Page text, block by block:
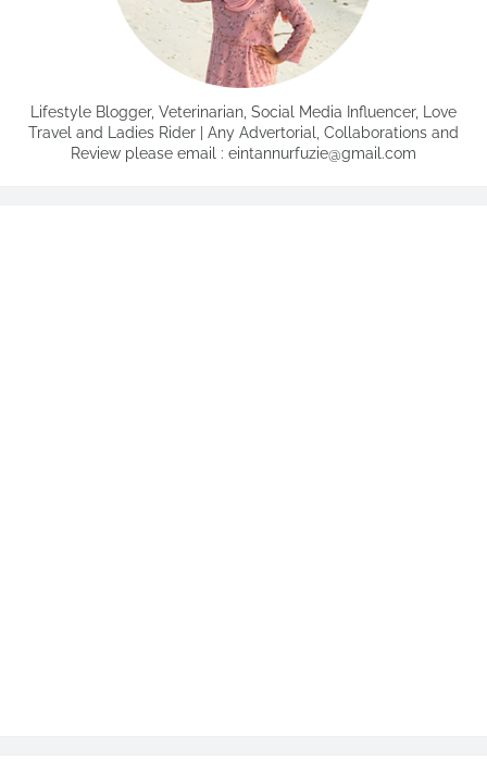
Lifestyle Blogger, Veterinarian, Social Media Influencer, Love
Travel and Ladies Rider | Any Advertorial, Collaborations and
Review please email : eintannurfuzie@gmail.com